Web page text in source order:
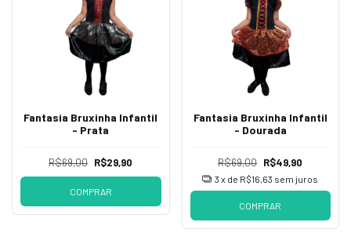
Fantasia Bruxinha Infantil
- Prata
R$69,00 R$29,90
COMPRAR
Fantasia Bruxinha Infantil
- Dourada
R$69,00 R$49,90
3 x de R$16,63 sem juros
COMPRAR